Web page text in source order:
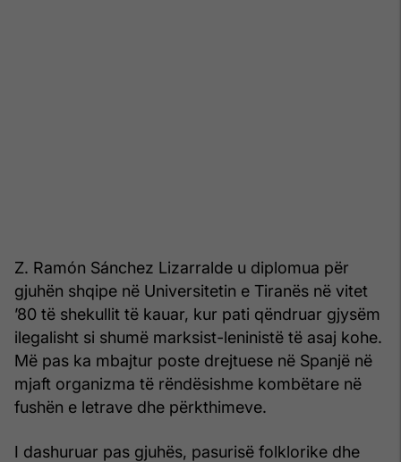
Z. Ramón Sánchez Lizarralde u diplomua për
gjuhën shqipe në Universitetin e Tiranës në vitet
’80 të shekullit të kauar, kur pati qëndruar gjysëm
ilegalisht si shumë marksist-leninistë të asaj kohe.
Më pas ka mbajtur poste drejtuese në Spanjë në
mjaft organizma të rëndësishme kombëtare në
fushën e letrave dhe përkthimeve.
I dashuruar pas gjuhës, pasurisë folklorike dhe